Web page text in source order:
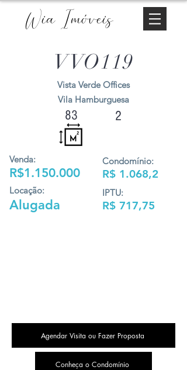
Wia Imóveis
VVO119
Vista Verde Offices
Vila Hamburguesa
83
Venda:
R$1.150.000
Locação:
Alugada
2
Condomínio:
R$ 1.068,2
IPTU:
R$ 717,75
Agendar Visita ou Fazer Proposta
Conheça o Condomínio